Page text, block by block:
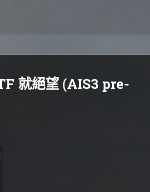
就絕望 (AIS3 pre-